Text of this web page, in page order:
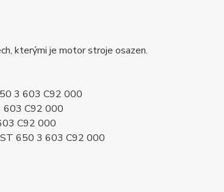
kterými je motor stroje osazen.
3 603 C92 000
603 C92 000
C92 000
650 3 603 C92 000